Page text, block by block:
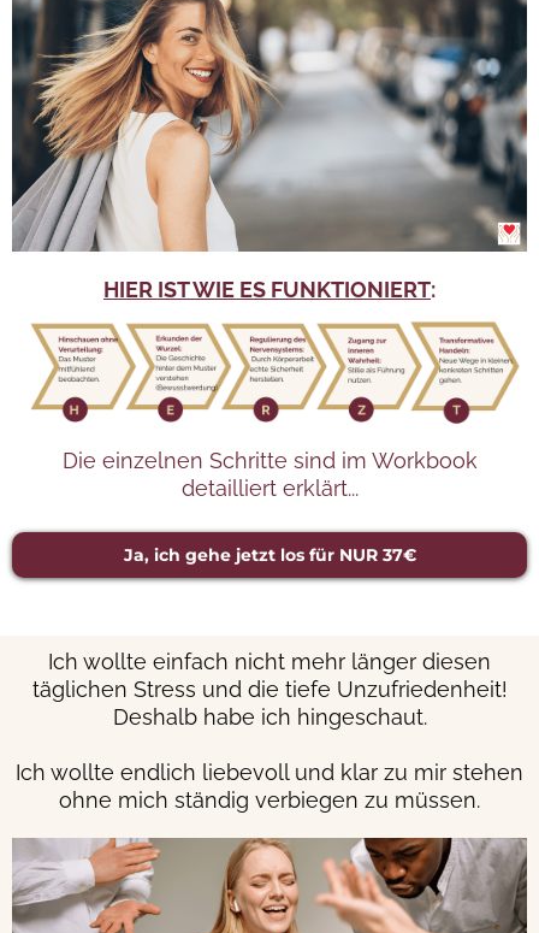
HIER IST WIE ES FUNKTIONIERT:
Die einzelnen Schritte sind im Workbook
detailliert erklärt...
Ja, ich gehe jetzt los für NUR 37€
Ich wollte einfach nicht mehr länger diesen
täglichen Stress und die tiefe Unzufriedenheit!
Deshalb habe ich hingeschaut.
Ich wollte endlich liebevoll und klar zu mir stehen
ohne mich ständig verbiegen zu müssen.